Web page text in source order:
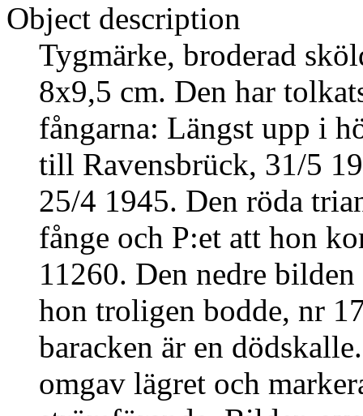
Object description
Tygmärke, broderad
8x9,5 cm. Den har
fångarna: Längst upp i
till Ravensbrück, 31/5
25/4 1945. Den röda
fånge och P:et att hon
11260. Den nedre
hon troligen bodde, nr
baracken är en
omgav lägret och